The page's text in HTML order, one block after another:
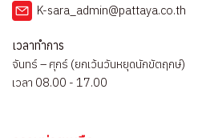
K-sara_admin@pattaya.co.th
เวลาทำการ
จันทร์ – ศุกร์ (ยกเว้นวันหยุดนักขัตฤกษ์)
เวลา 08.00 - 17.00